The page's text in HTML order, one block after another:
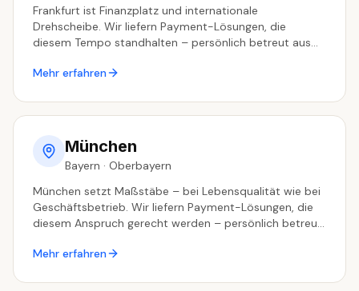
Frankfurt ist Finanzplatz und internationale
Drehscheibe. Wir liefern Payment-Lösungen, die
diesem Tempo standhalten – persönlich betreut aus
Mehr erfahren
München
Bayern · Oberbayern
München setzt Maßstäbe – bei Lebensqualität wie bei
Geschäftsbetrieb. Wir liefern Payment-Lösungen, die
diesem Anspruch gerecht werden – persönlich betreut
Mehr erfahren